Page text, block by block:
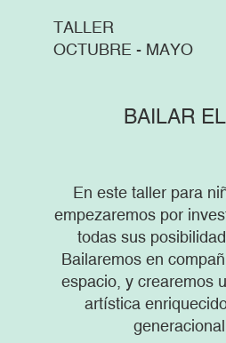
TALLER
OCTUBRE - MAYO
BAILAR
En este taller para
empezaremos por
todas sus
Bailaremos en
espacio, y crearemos
artística